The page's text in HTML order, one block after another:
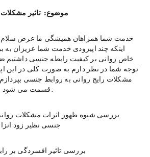
موضوع:  تاثیر
خدمت شما همراهان همیشگی ما عرض سلام و
اینکه چند اپیزودی خدمت شما عزیزان به
خاص روانی بر کیفیت رابطه جنسی داشتیم
توجه شما در نظر دارم به صورت کلی در این
مشکلات رایج روانی به روابط جنسی
قسمت می شود به موارد زیر اشاره کرد:
جنسی نظیر زود
·        بررسی تاثیر افسردگی